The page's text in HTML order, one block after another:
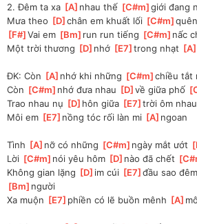
2. Đêm ta xa [A ]nhau thế [C#m ]
giới đang
Mưa theo [D ]
chân em khuất lối [C#m ]
[F# ]
Vai em [Bm ]run run tiếng [C#m ]nấc
Một trời thương [D ]nhớ [E7 ]trong nhạt [A
ĐK: Còn [A ]nhớ khi những [C#m ]
chiều tắt
Còn [C#m ]nhớ đưa nhau [D ]
về giữa phố [
Trao nhau nụ [D ]hôn giữa [E7 ]trời ôm
Môi em [E7 ]nồng tóc rối làn mi [A ]ngoan
Tình [A ]nỡ có những [C#m ]ngày mắt ướt [
Lời [C#m ]nói yêu hôm [D ]nào đã chết [
Không gian lặng [D ]im cúi [E7 ]
đầu sao
Bm ]người
Xa muộn [E7 ]phiền có lẽ buồn mênh [A ]